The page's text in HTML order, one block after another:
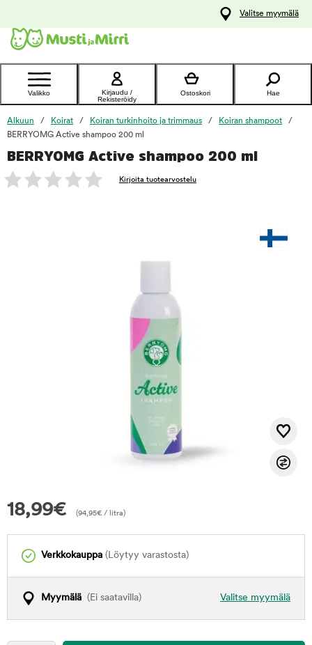
Ota yhteyttä
asiakaspalveluun
Valitse myymälä
Valikko
Kirjaudu /
Rekisteröidy
Ostoskori Hae
Alkuun Koirat Koiran turkinhoito ja trimmaus
Koiran shampoot
BERRYOMG Active shampoo 200 ml
BERRYOMG Active shampoo 200 ml
Kirjoita tuotearvostelu
18,99€ (94,95€ / litra)
Verkkokauppa (Löytyy varastosta)
Valitse myymälä
Myymälä (Ei saatavilla)
foo